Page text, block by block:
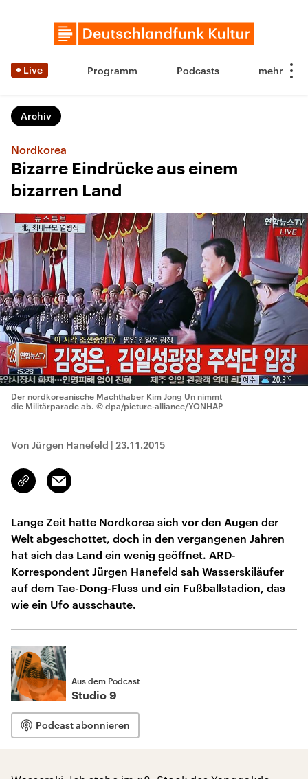
Live Programm Podcasts
Archiv
Nordkorea
Bizarre Eindrücke aus einem
bizarren Land
Der nordkoreanische Machthaber Kim Jong Un nimmt
die Militärparade ab. © dpa/picture-alliance/YONHAP
Von Jürgen Hanefeld | 23.11.2015
Link
kopieren/teilen
Email
Lange Zeit hatte Nordkorea sich vor den Augen der
Welt abgeschottet, doch in den vergangenen Jahren
hat sich das Land ein wenig geöffnet. ARD-
Korrespondent Jürgen Hanefeld sah Wasserskiläufer
auf dem Tae-Dong-Fluss und ein Fußballstadion, das
wie ein Ufo ausschaute.
Aus dem Podcast
Studio 9
Podcast abonnieren